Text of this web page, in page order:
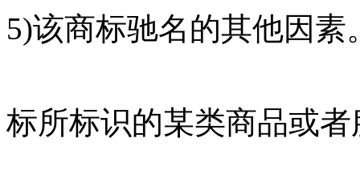
5)该商标驰名的其他因素
标所标识的某类商品或